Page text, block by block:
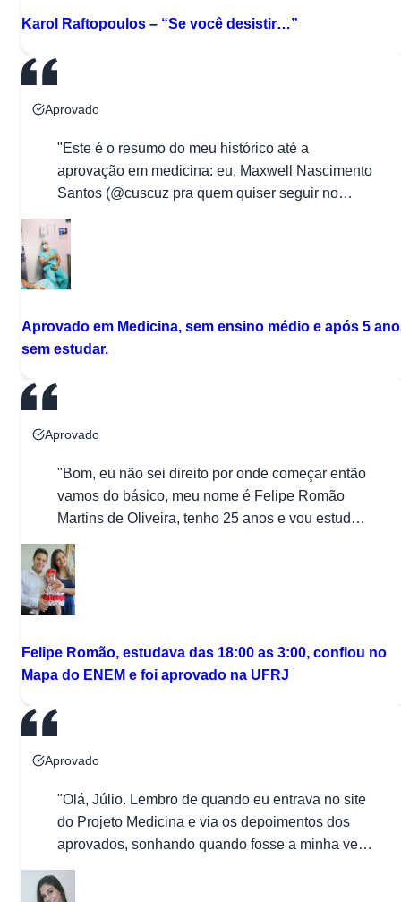
Karol Raftopoulos – “Se você desistir…”
Aprovado
"Este é o resumo do meu histórico até a
aprovação em medicina: eu, Maxwell Nascimento
Santos (@cuscuz pra quem quiser seguir no
insta), saí de um momento em que estava infeliz
e sem rumo para voltar ao sonho da minha
infância: SER MÉDICO. Vou dividir minha
história em 3 momentos principais e tentar
Aprovado em Medicina, sem ensino médio e após 5
sem estudar.
Aprovado
"Bom, eu não sei direito por onde começar então
vamos do básico, meu nome é Felipe Romão
Martins de Oliveira, tenho 25 anos e vou estudar
medicina na Ilha do Fundão UFRJ. Sou de São
Bernardo do Campo, São Paulo. A ideia de ser
médico surgiu durante uma feira de profissões
que teve na escola […]"
Felipe Romão, estudava das 18:00 as 3:00, confiou no
Mapa do ENEM e foi aprovado na UFRJ
Aprovado
"Olá, Júlio. Lembro de quando eu entrava no site
do Projeto Medicina e via os depoimentos dos
aprovados, sonhando quando fosse a minha vez.
Bom, esse dia chegou. Consegui a tão sonhada
aprovação em Medicina, na UFOB, em terceiro